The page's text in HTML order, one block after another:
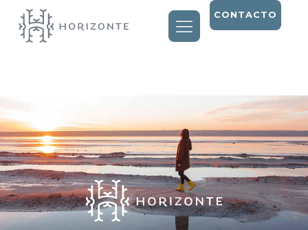
CONTACTO